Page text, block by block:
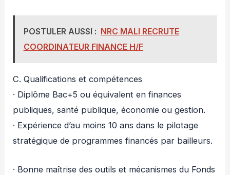
POSTULER AUSSI : NRC MALI RECRUTE
COORDINATEUR FINANCE H/F
C. Qualifications et compétences
· Diplôme Bac+5 ou équivalent en finances
publiques, santé publique, économie ou gestion.
· Expérience d’au moins 10 ans dans le pilotage
stratégique de programmes financés par bailleurs.
· Bonne maîtrise des outils et mécanismes du Fonds